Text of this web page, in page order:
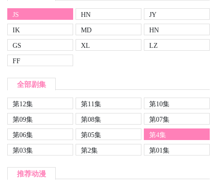
JS HN
JY
IK
MD
HN
GS
XL
LZ
FF
全部剧集
第12集 第11集
第10集
第09集
第08集
第07集
第06集
第05集
第4集
第03集
第2集 第01集
推荐动漫